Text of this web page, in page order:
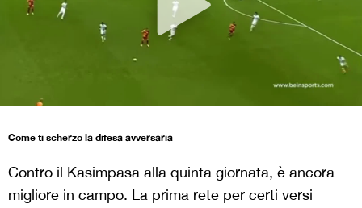
Come ti scherzo la difesa avversaria
Contro il Kasimpasa alla quinta giornata, è ancora
migliore in campo. La prima rete per certi versi